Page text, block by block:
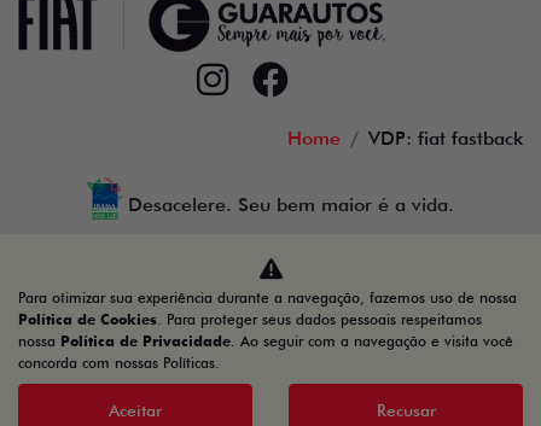
Home VDP: fiat fastback
Desacelere. Seu bem maior é a vida.
Guarautos Veículos e Peças Ltda
05.358.767/0001-00
Desenvolvido pela DEALERSPACE ® Direitos Reservados.
Para otimizar sua experiência durante a navegação, fazemos uso de nossa
Política de Cookies. Para proteger seus dados pessoais respeitamos
nossa Política de Privacidade. Ao seguir com a navegação e visita você
concorda com nossas Políticas.
Aceitar Recusar